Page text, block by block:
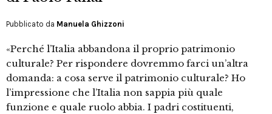
Pubblicato da Manuela Ghizzoni
«Perché l’Italia abbandona il proprio patrimonio
culturale? Per rispondere dovremmo farci un’altra
domanda: a cosa serve il patrimonio culturale? Ho
l’impressione che l’Italia non sappia più quale
funzione e quale ruolo abbia. I padri costituenti,